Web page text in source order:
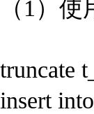
（1）
truncate
insert